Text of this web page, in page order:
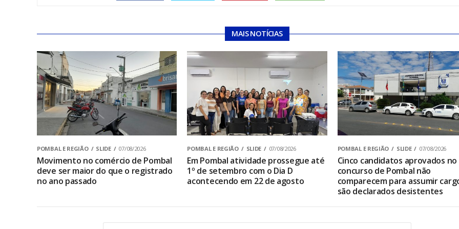
MAIS NOTÍCIAS
POMBAL E REGIÃO SLIDE 07/08/2026
Movimento no comércio de Pombal
deve ser maior do que o registrado
no ano passado
POMBAL E REGIÃO SLIDE 07/08/2026
Em Pombal atividade prossegue até
1º de setembro com o Dia D
acontecendo em 22 de agosto
POMBAL E REGIÃO SLIDE 07/08/2026
Cinco candidatos aprovados no
concurso de Pombal não
comparecem para assumir
são declarados desistentes